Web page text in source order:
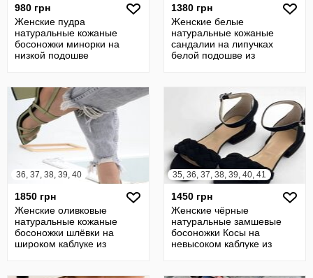
980 грн
Женские пудра
натуральные кожаные
босоножки минорки на
низкой подошве
1380 грн
Женские белые
натуральные кожаные
сандалии на липучках
белой подошве из
36, 37, 38, 39, 40
1850 грн
Женские оливковые
натуральные кожаные
босоножки шлёвки на
широком каблуке из
35, 36, 37, 38, 39, 40, 41
1450 грн
Женские чёрные
натуральные замшевые
босоножки Косы на
невысоком каблуке из